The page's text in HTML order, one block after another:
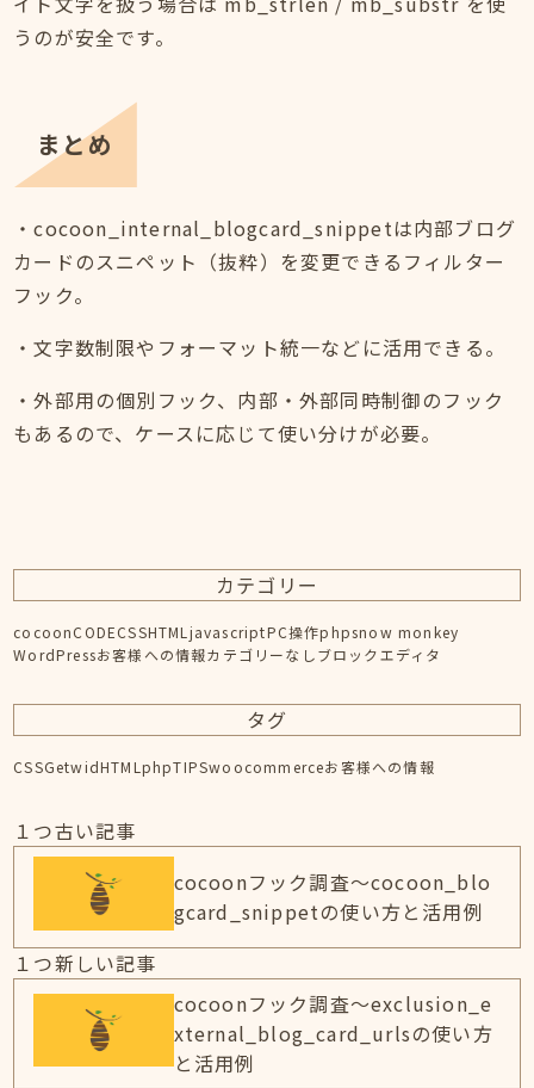
うのが安全です。
まとめ
・cocoon_internal_blogcard_snippetは内部ブログ
カードのスニペット（抜粋）を変更できるフィルター
フック。
・文字数制限やフォーマット統一などに活用できる。
・外部用の個別フック、内部・外部同時制御のフック
もあるので、ケースに応じて使い分けが必要。
カテゴリー
cocoonCODECSSHTMLjavascriptPC操作phpsnow monkey
WordPressお客様への情報カテゴリーなしブロックエディタ
タグ
CSSGetwidHTMLphpTIPSwoocommerceお客様への情報
１つ古い記事
cocoonフック調査～cocoon_blo
gcard_snippetの使い方と活用例
１つ新しい記事
cocoonフック調査～exclusion_e
xternal_blog_card_urlsの使い方
と活用例